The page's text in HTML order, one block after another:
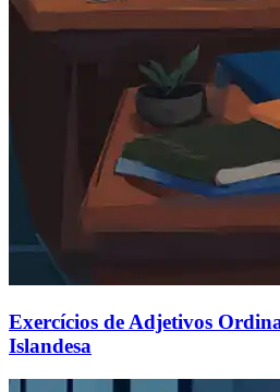
Exercícios de Adjetivos
Islandesa